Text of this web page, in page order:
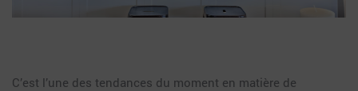
C’est l’une des tendances du moment en matière de